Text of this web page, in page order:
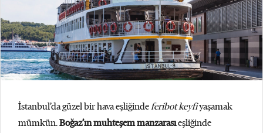
İstanbul’da güzel bir hava eşliğindeferibot keyfiyaşamak
mümkün.Boğaz’ın muhteşem manzarasıeşliğinde